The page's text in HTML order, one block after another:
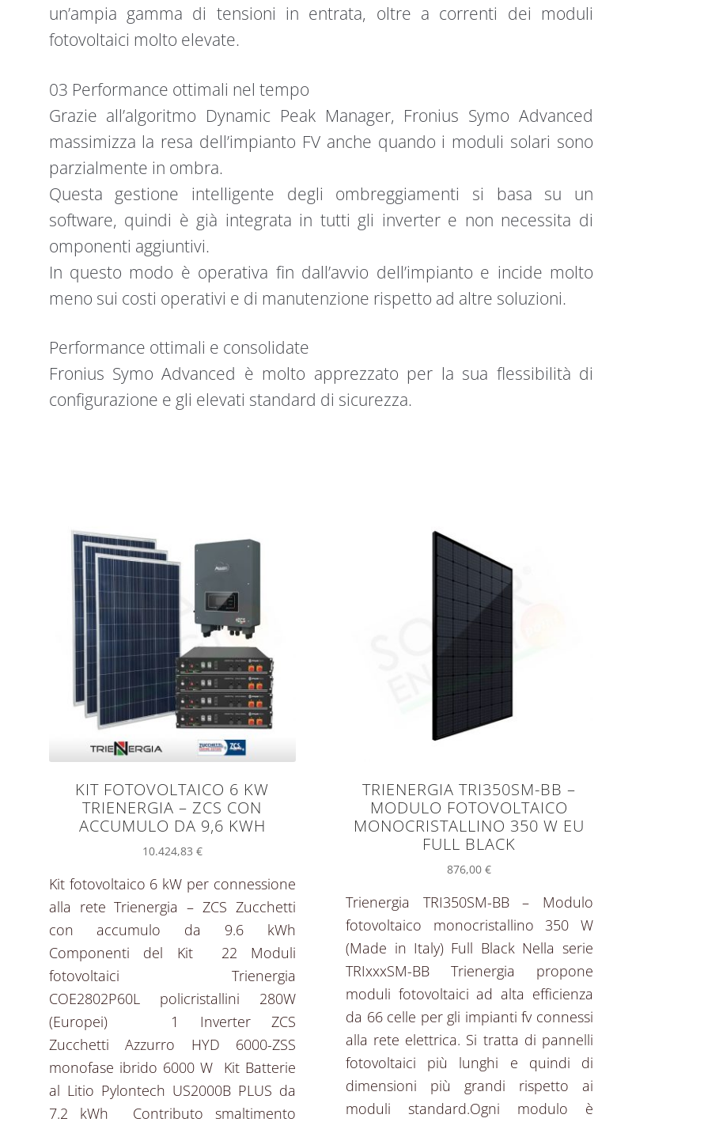
un’ampia gamma di tensioni in entrata, oltre a correnti dei moduli
fotovoltaici molto elevate.
03 Performance ottimali nel tempo
Grazie all’algoritmo Dynamic Peak Manager, Fronius Symo Advanced
massimizza la resa dell’impianto FV anche quando i moduli solari sono
parzialmente in ombra.
Questa gestione intelligente degli ombreggiamenti si basa su un
software, quindi è già integrata in tutti gli inverter e non necessita di
omponenti aggiuntivi.
In questo modo è operativa fin dall’avvio dell’impianto e incide molto
meno sui costi operativi e di manutenzione rispetto ad altre soluzioni.
Performance ottimali e consolidate
Fronius Symo Advanced è molto apprezzato per la sua flessibilità di
configurazione e gli elevati standard di sicurezza.
KIT FOTOVOLTAICO 6 KW
TRIENERGIA – ZCS CON
ACCUMULO DA 9,6 KWH
10.424,83 €
Kit fotovoltaico 6 kW per connessione
alla rete Trienergia – ZCS Zucchetti
con accumulo da 9.6 kWh
Componenti del Kit 22 Moduli
fotovoltaici Trienergia
COE2802P60L policristallini 280W
(Europei) 1 Inverter ZCS
Zucchetti Azzurro HYD 6000-ZSS
monofase ibrido 6000 W Kit Batterie
al Litio Pylontech US2000B PLUS da
7.2 kWh Contributo smaltimento
TRIENERGIA TRI350SM-BB –
MODULO FOTOVOLTAICO
MONOCRISTALLINO 350 W EU
FULL BLACK
876,00€
Trienergia TRI350SM-BB – Modulo
fotovoltaico monocristallino 350 W
(Made in Italy) Full Black Nella serie
TRIxxxSM-BB Trienergia propone
moduli fotovoltaici ad alta efficienza
da 66 celle per gli impianti fv connessi
alla rete elettrica. Si tratta di pannelli
fotovoltaici più lunghi e quindi di
dimensioni più grandi rispetto ai
moduli standard.Ogni modulo è